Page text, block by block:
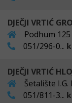
DJEČJI VRTIĆ
Podhum
051/296-0...
DJEČJI VRTIĆ
Šetalište
051/811-3...